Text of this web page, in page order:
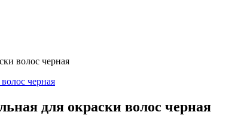
волос черная
для окраски волос черная